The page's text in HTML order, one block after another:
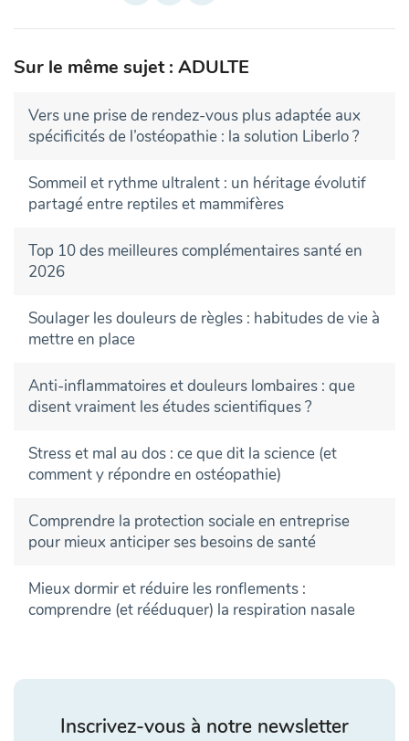
Sur le même sujet : ADULTE
Vers une prise de rendez-vous plus adaptée aux
spécificités de l’ostéopathie : la solution Liberlo ?
Sommeil et rythme ultralent : un héritage évolutif
partagé entre reptiles et mammifères
Top 10 des meilleures complémentaires santé en
2026
Soulager les douleurs de règles : habitudes de vie à
mettre en place
Anti-inflammatoires et douleurs lombaires : que
disent vraiment les études scientifiques ?
Stress et mal au dos : ce que dit la science (et
comment y répondre en ostéopathie)
Comprendre la protection sociale en entreprise
pour mieux anticiper ses besoins de santé
Mieux dormir et réduire les ronflements :
comprendre (et rééduquer) la respiration nasale
Inscrivez-vous à notre newsletter